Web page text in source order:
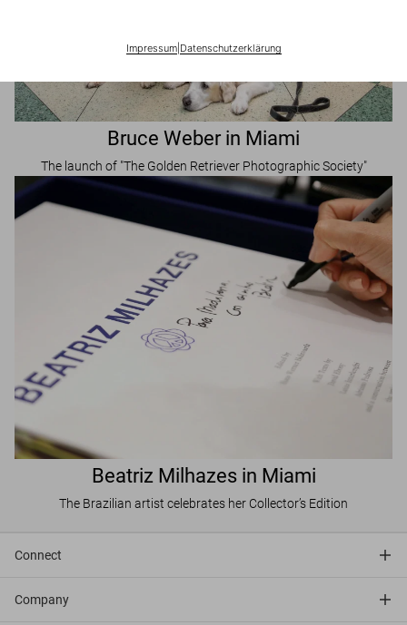
Impressum| Datenschutzerklärung
Bruce Weber in Miami
The launch of "The Golden Retriever Photographic Society"
Beatriz Milhazes in Miami
The Brazilian artist celebrates her Collector’s Edition
Connect
Company